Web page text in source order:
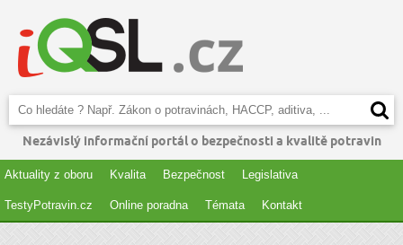
Nezávislý informační portál o bezpečnosti a kvalitě potravin
Aktuality z oboru Kvalita Bezpečnost Legislativa
TestyPotravin.cz Online poradna Témata Kontakt